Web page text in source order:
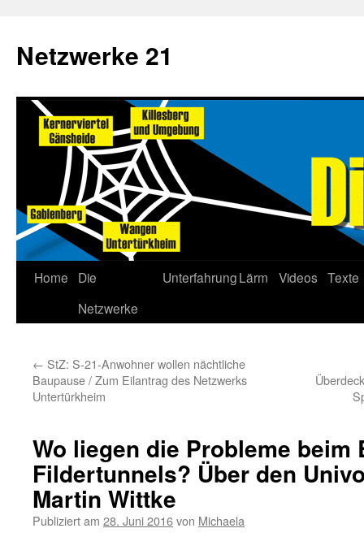
Netzwerke 21
Home
Die
Netzwerke
UnterfahrungLärm Videos Texte
← StZ: S-21-Anwohner wollen nächtliche
Baupause / Zum Eilantrag des Netzwerks
Untertürkheim
Wo liegen die Probleme beim
Fildertunnels? Über den
Martin Wittke
Publiziert am 28. Juni 2016von Michaela